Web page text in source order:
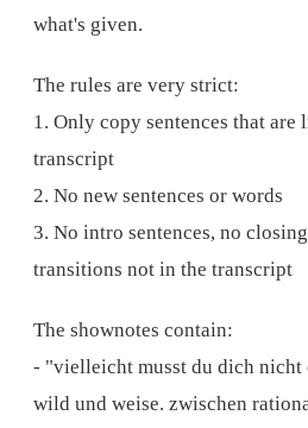
what's given.
The rules are very strict:
1. Only copy sentences that
transcript
2. No new sentences or words
3. No intro sentences, no
transitions not in the transcript
The shownotes contain:
- "vielleicht musst du dich nicht
wild und weise. zwischen